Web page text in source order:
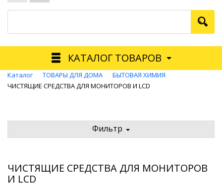
КАТАЛОГ ТОВАРОВ
Каталог ТОВАРЫ ДЛЯ ДОМА
БЫТОВАЯ ХИМИЯ
ЧИСТЯЩИЕ СРЕДСТВА ДЛЯ МОНИТОРОВ И LCD
Фильтр
ЧИСТЯЩИЕ СРЕДСТВА ДЛЯ МОНИТОРОВ
И LCD